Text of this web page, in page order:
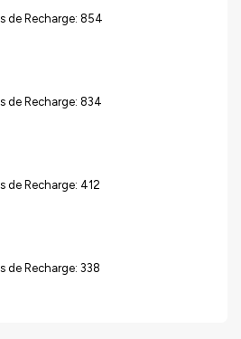
de Recharge: 854
de Recharge: 834
de Recharge: 412
de Recharge: 338